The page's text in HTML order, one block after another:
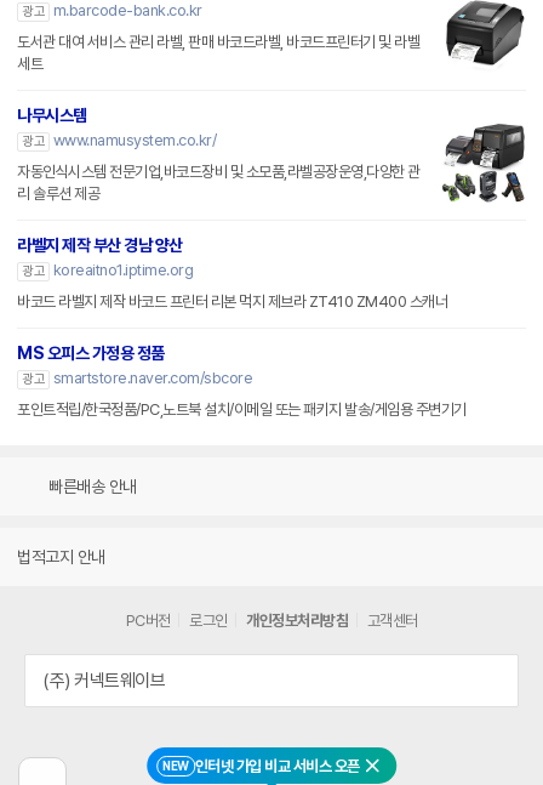
NEW 인터넷 가입 비교 서비스 오픈 닫기
광고
m.barcode-bank.co.kr
도서관 대여 서비스 관리 라벨, 판매 바코드라벨, 바코드프린터기 및 라벨
세트
나무시스템
광고 www.namusystem.co.kr/
자동인식시스템 전문기업,바코드장비 및 소모품,라벨공장운영,다양한 관
리 솔루션 제공
라벨지 제작 부산 경남 양산
광고
koreaitno1.iptime.org
바코드 라벨지 제작 바코드 프린터 리본 먹지 제브라 ZT410 ZM400 스캐너
MS 오피스 가정용 정품
광고 smartstore.naver.com/sbcore
포인트적립/한국정품/PC,노트북 설치/이메일 또는 패키지 발송/게임용 주변기기
빠른배송 안내
법적고지 안내
PC버전 로그인 개인정보처리방침 고객센터
(주) 커넥트웨이브